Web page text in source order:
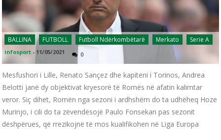
BALLINA FUTBOLL Futboll Ndërkombëtarë Merkato Serie A
infosport - 11/05/2021 0
Mesfushori i Lille, Renato Sançez dhe kapiteni i Torinos, Andrea
Belotti janë dy objektivat kryesorë të Romës në afatin kalimtar
veror. Siç dihet, Romën nga sezoni i ardhshëm do ta udhëheq Hoze
Murinjo, i cili do ta zëvendësojë Paulo Fonsekan pas sezonit
dëshpërues, që rrezikojnë të mos kualifikohen në Liga Europa